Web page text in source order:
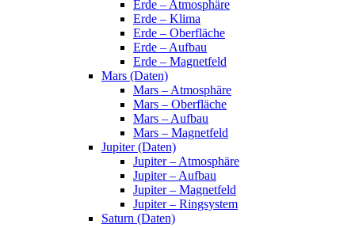
Erde – Atmosphäre
Erde – Klima
Erde – Oberfläche
Erde – Aufbau
Erde – Magnetfeld
Mars (Daten)
Mars – Atmosphäre
Mars – Oberfläche
Mars – Aufbau
Mars – Magnetfeld
Jupiter (Daten)
Jupiter – Atmosphäre
Jupiter – Aufbau
Jupiter – Magnetfeld
Jupiter – Ringsystem
Saturn (Daten)